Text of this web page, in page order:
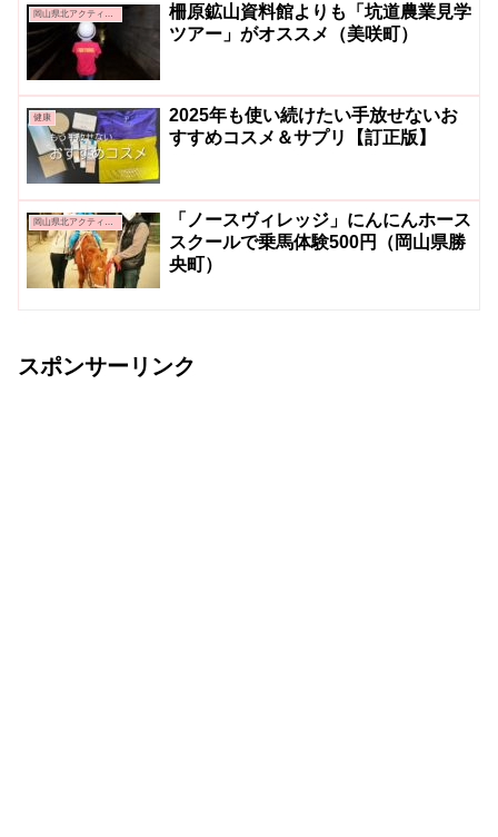
柵原鉱山資料館よりも「坑道農業見学
ツアー」がオススメ（美咲町）
健康
2025年も使い続けたい手放せないお
すすめコスメ＆サプリ【訂正版】
「ノースヴィレッジ」にんにんホース
スクールで乗馬体験500円（岡山県勝
央町）
スポンサーリンク